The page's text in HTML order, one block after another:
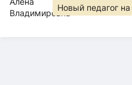
Новый педагог на